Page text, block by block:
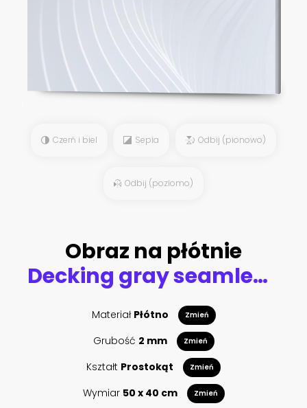
Czerń i biel Sepia Odbij (pionowo)
Odbij (poziomo)
Obraz na płótnie
Decking gray seamless texture, bump, displace, reflect and glossiness.
Materiał Płótno Zmień
Grubość 2 mm Zmień
Kształt Prostokąt Zmień
Wymiar 50 x 40 cm Zmień